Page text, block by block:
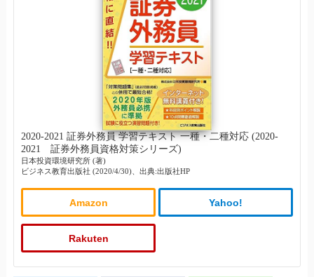
2020-2021 証券外務員 学習テキスト 一種・二種対応 (2020-
2021 証券外務員資格対策シリーズ)
日本投資環境研究所 (著)
ビジネス教育出版社 (2020/4/30)、出典:出版社HP
Amazon Yahoo!
Rakuten